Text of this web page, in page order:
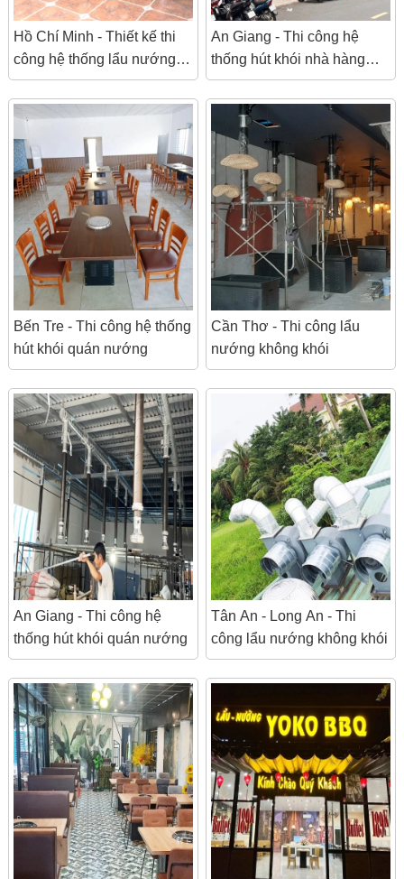
Hồ Chí Minh - Thiết kế thi
công hệ thống lẩu nướng,
hệ thống hút khói bếp công
nghiệp tại Suối Tiên
An Giang - Thi công hệ
thống hút khói nhà hàng
Gunsan BBQ
Bến Tre - Thi công hệ thống
hút khói quán nướng
Cần Thơ - Thi công lẩu
nướng không khói
An Giang - Thi công hệ
thống hút khói quán nướng
Tân An - Long An - Thi
công lẩu nướng không khói